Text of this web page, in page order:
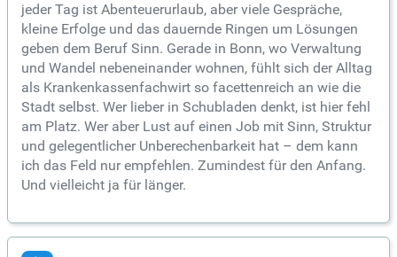
jeder Tag ist Abenteuerurlaub, aber viele Gespräche,
kleine Erfolge und das dauernde Ringen um Lösungen
geben dem Beruf Sinn. Gerade in Bonn, wo Verwaltung
und Wandel nebeneinander wohnen, fühlt sich der Alltag
als Krankenkassenfachwirt so facettenreich an wie die
Stadt selbst. Wer lieber in Schubladen denkt, ist hier fehl
am Platz. Wer aber Lust auf einen Job mit Sinn, Struktur
und gelegentlicher Unberechenbarkeit hat – dem kann
ich das Feld nur empfehlen. Zumindest für den Anfang.
Und vielleicht ja für länger.